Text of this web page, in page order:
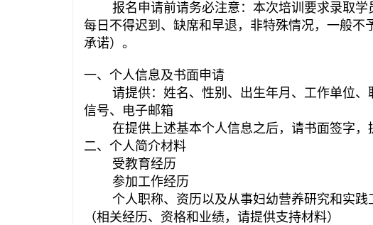
报名申请前请务必注意： 本次培训要求录取学
每日不得迟到、缺席和早退，非特殊情况，一般不
承诺）。
一、个人信息及书面申请
请提供：姓名、性别、出生年月、工作单位、
信号、电子邮箱
在提供上述基本个人信息之后，请书面签字，
二、个人简介材料
受教育经历
参加工作经历
个人职称、资历以及从事妇幼营养研究和实践
（相关经历、资格和业绩，请提供支持材料）